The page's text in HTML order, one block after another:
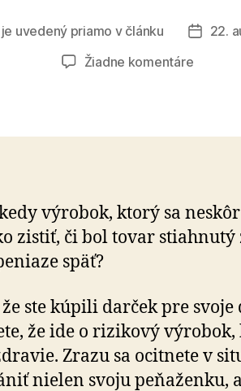
je uvedený priamo v článku
Dátum
22.
Žiadne komentárena
získajte
peniaze
výrobok, ktorý sa
zistiť, či bol tovar stiahnutý
späť?
ste kúpili darček pre svoje
že ide o rizikový
Zrazu sa ocitnete v
nielen svoju peňaženku,